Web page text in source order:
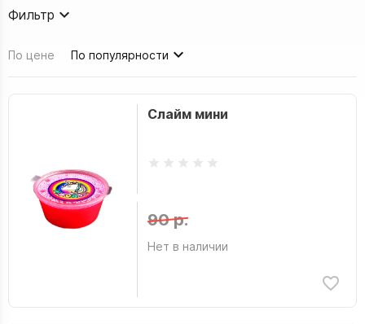
Фильтр
По цене По популярности
Слайм мини
90 р.
Нет в наличии